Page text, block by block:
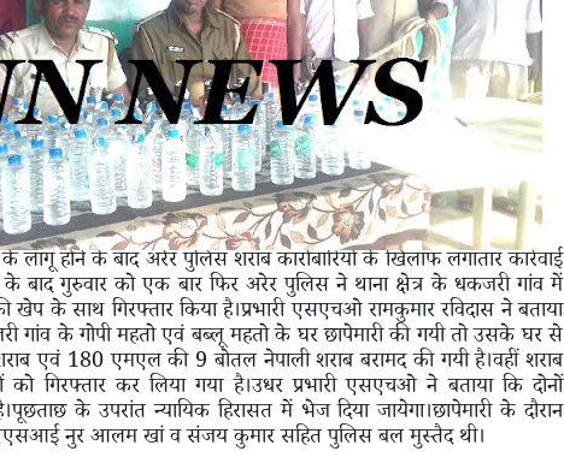
लागू होने के बाद अरेर पुलिस शराब कारोबारियों के खिलाफ लगातार कार्रवाई
के बाद गुरुवार को एक बार फिर अरेर पुलिस ने थाना क्षेत्र के धकजरी गांव में
खेप के साथ गिरफ्तार किया है।प्रभारी एसएचओ रामकुमार रविदास ने बताया
गांव के गोपी महतो एवं बब्लू महतो के घर छापेमारी की गयी तो उसके घर से
एवं 180 एमएल की 9 बोतल नेपाली शराब बरामद की गयी है।वहीं शराब
को गिरफ्तार कर लिया गया है।उधर प्रभारी एसएचओ ने बताया कि दोनों
के उपरांत न्यायिक हिरासत में भेज दिया जायेगा।छापेमारी के दौरान
नुर आलम खां व संजय कुमार सहित पुलिस बल मुस्तैद थी।